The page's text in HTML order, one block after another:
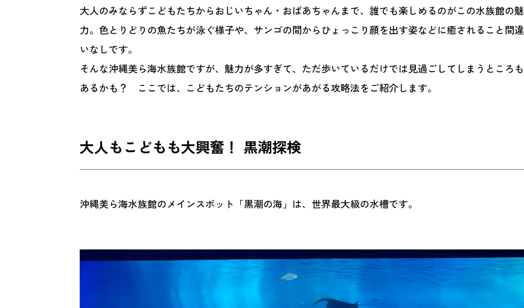
大人のみならずこどもたちからおじいちゃん・おばあちゃんまで、誰でも楽しめるのがこの水族館の魅
力。色とりどりの魚たちが泳ぐ様子や、サンゴの間からひょっこり顔を出す姿などに癒されること間違
いなしです。
そんな沖縄美ら海水族館ですが、魅力が多すぎて、ただ歩いているだけでは見過ごしてしまうところも
あるかも？ ここでは、こどもたちのテンションがあがる攻略法をご紹介します。
大人もこどもも大興奮！ 黒潮探検
沖縄美ら海水族館のメインスポット「黒潮の海」は、世界最大級の水槽です。